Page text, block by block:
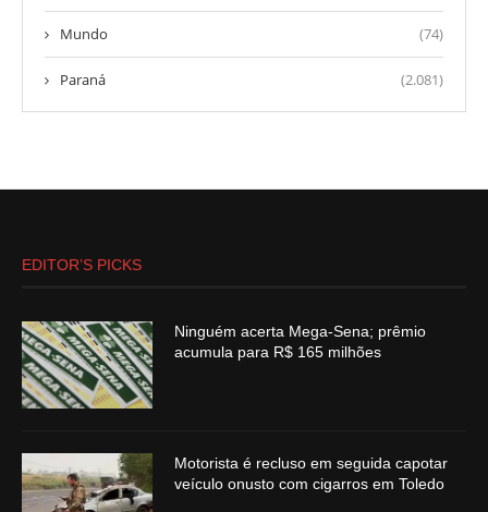
Mundo (74)
Paraná (2.081)
EDITOR’S PICKS
Ninguém acerta Mega-Sena; prêmio
acumula para R$ 165 milhões
Motorista é recluso em seguida capotar
veículo onusto com cigarros em Toledo